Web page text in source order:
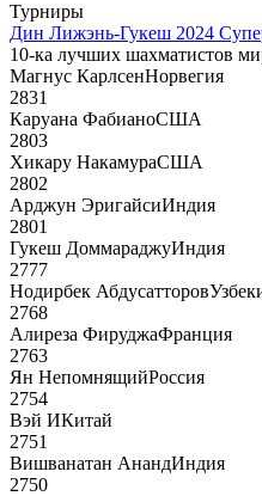
Турниры
Дин Лижэнь-Гукеш 2024
10-ка лучших шахматистов
Магнус КарлсенНорвегия
2831
Каруана ФабианоСША
2803
Хикару НакамураСША
2802
Арджун ЭригайсиИндия
2801
Гукеш ДоммараджуИндия
2777
Нодирбек Абдусатторов
2768
Алиреза ФируджаФранция
2763
Ян НепомнящийРоссия
2754
Вэй ИКитай
2751
Вишванатан АнандИндия
2750